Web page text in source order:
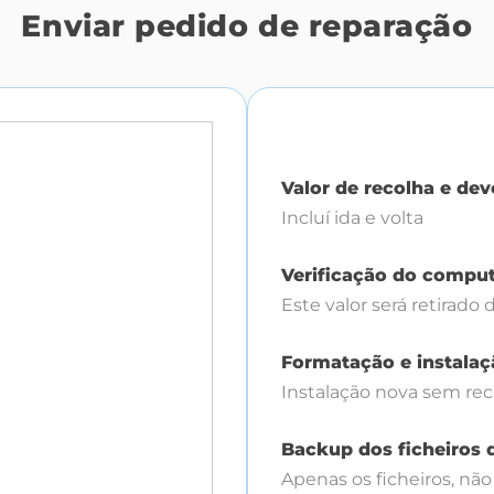
Enviar pedido de reparação
Valor de recolha e
Incluí ida e volta
Verificação do
Este valor será retirado
Formatação e
Instalação nova sem
Backup dos ficheiros
Apenas os ficheiros,